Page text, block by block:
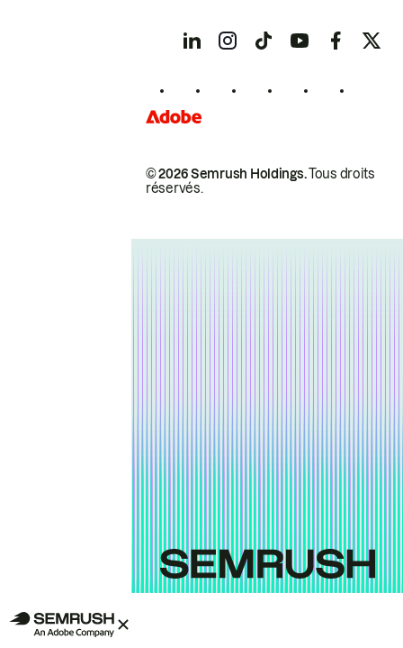
© 2026 Semrush Holdings.Tous droits
réservés.